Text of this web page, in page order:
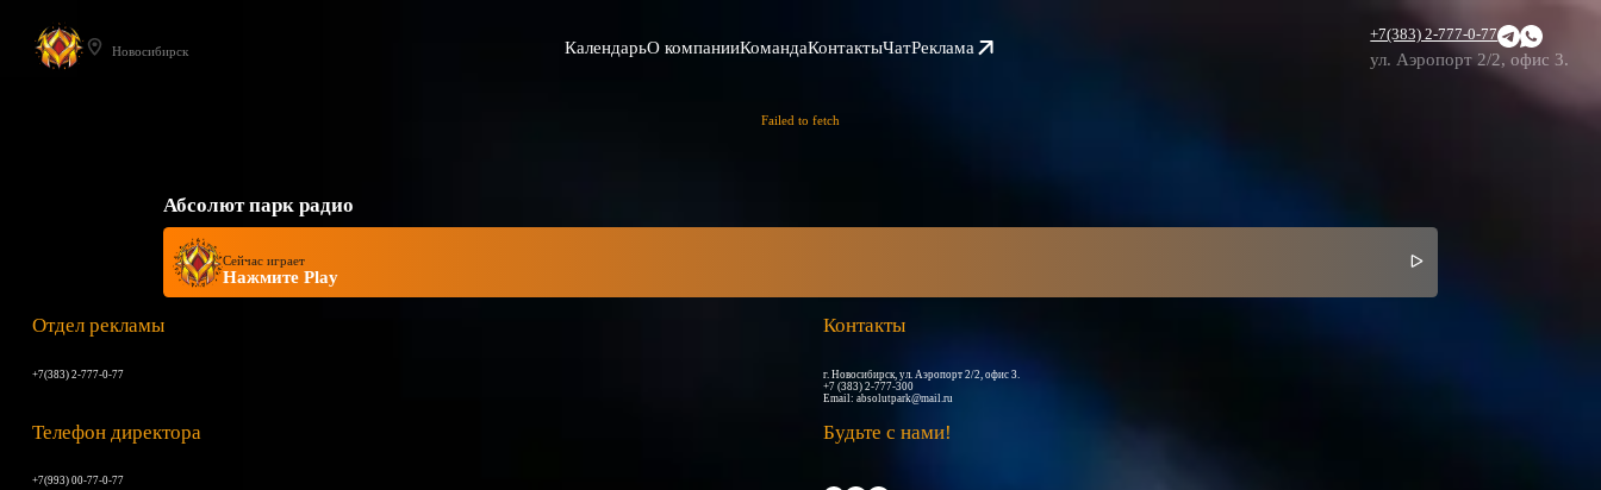
Новосибирск КалендарьО компанииКомандаКонтактыЧатРеклама
+7(383) 2-777-0-77
ул. Аэропорт 2/2, офис 3.
Failed to fetch
Абсолют парк радио
Сейчас играет
Нажмите Play
Отдел рекламы
+7(383) 2-777-0-77
Контакты
г. Новосибирск, ул. Аэропорт 2/2, офис 3.
+7 (383) 2-777-300
Email: absolutpark@mail.ru
Телефон директора
+7(993) 00-77-0-77
Будьте с нами!